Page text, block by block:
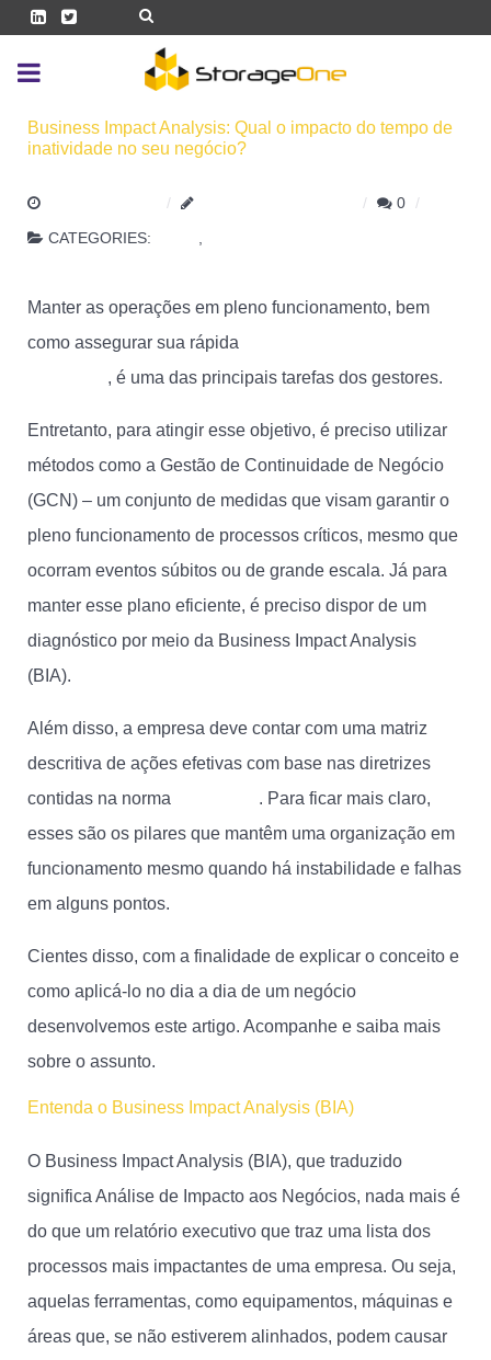
Business Impact Analysis: Qual o impacto do tempo de
inatividade no seu negócio?
0
CATEGORIES:
Manter as operações em pleno funcionamento, bem
como assegurar sua rápida
, é uma das principais tarefas dos gestores.
Entretanto, para atingir esse objetivo, é preciso utilizar
métodos como a Gestão de Continuidade de Negócio
(GCN) – um conjunto de medidas que visam garantir o
pleno funcionamento de processos críticos, mesmo que
ocorram eventos súbitos ou de grande escala. Já para
manter esse plano eficiente, é preciso dispor de um
diagnóstico por meio da Business Impact Analysis
(BIA).
Além disso, a empresa deve contar com uma matriz
descritiva de ações efetivas com base nas diretrizes
contidas na norma
. Para ficar mais claro,
esses são os pilares que mantêm uma organização em
funcionamento mesmo quando há instabilidade e falhas
em alguns pontos.
Cientes disso, com a finalidade de explicar o conceito e
como aplicá-lo no dia a dia de um negócio
desenvolvemos este artigo. Acompanhe e saiba mais
sobre o assunto.
Entenda o Business Impact Analysis (BIA)
O Business Impact Analysis (BIA), que traduzido
significa Análise de Impacto aos Negócios, nada mais é
do que um relatório executivo que traz uma lista dos
processos mais impactantes de uma empresa. Ou seja,
aquelas ferramentas, como equipamentos, máquinas e
áreas que, se não estiverem alinhados, podem causar